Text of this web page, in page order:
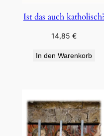
Ist das auch
14,85€
In den Warenkorb